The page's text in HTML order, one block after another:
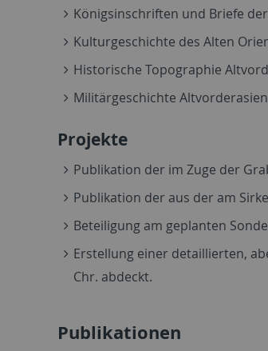
Königsinschriften und Briefe
Kulturgeschichte des Alten
Historische Topographie
Militärgeschichte
Projekte
Publikation der im Zuge der
Publikation der aus der am
Beteiligung am geplanten
Erstellung einer detaillierten,
Chr. abdeckt.
Publikationen